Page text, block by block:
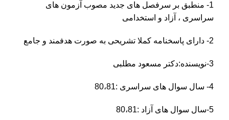
1- منطبق بر سرفصل های جدید مصوب آزمون های
سراسری ، آزاد و استخدامی
2- دارای پاسخنامه کملا تشریحی به صورت هدفمند و جامع
3-نویسنده:دکتر مسعود مطلبی
4- سال سوال های سراسری :80،81
5-سال سوال های آزاد :80،81